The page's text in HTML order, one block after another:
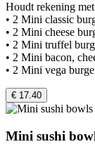
Houdt rekening
• 2 Mini classic
• 2 Mini cheese
• 2 Mini truffel
• 2 Mini bacon,
• 2 Mini vega
€ 17.40
Mini sushi